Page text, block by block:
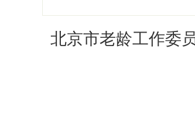
北京市老龄工作委